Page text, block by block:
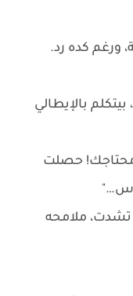
ورغم كده رد.
بالإيطالي
محتاجك! حصلت
ملامحه